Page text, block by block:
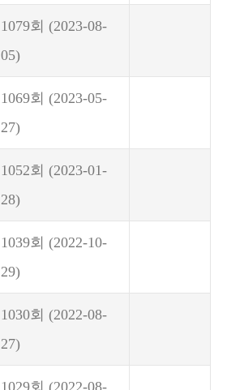
1079회 (2023-08-
05)
1069회 (2023-05-
27)
1052회 (2023-01-
28)
1039회 (2022-10-
29)
1030회 (2022-08-
27)
1029회 (2022-08-